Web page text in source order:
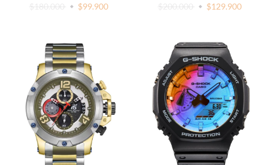
$180.000
$99.900
$200.000
$129.900